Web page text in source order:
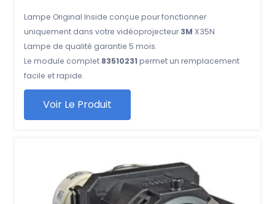
Lampe Original Inside conçue pour fonctionner
uniquement dans votre vidéoprojecteur 3M X35N
Lampe de qualité garantie 5 mois.
Le module complet 83510231 permet un remplacement
facile et rapide.
Voir Le Produit